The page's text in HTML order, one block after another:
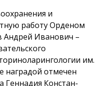
и
работу Орденом
Андрей Иванович –
им.
наградой отмечен
Геннадия Констан­